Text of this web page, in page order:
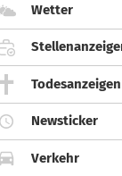
Wetter
Todesanzeigen
Newsticker
Verkehr